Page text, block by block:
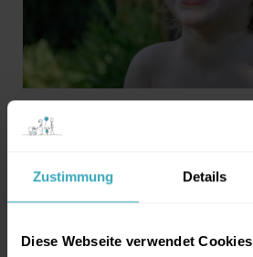
Zustimmung Details
Diese Webseite verwendet Cookies